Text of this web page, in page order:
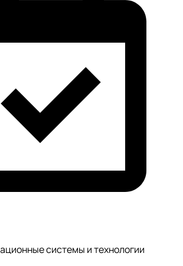
системы и технологии